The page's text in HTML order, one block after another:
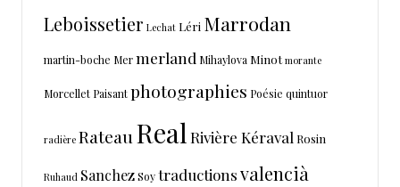
Leboissetier Lechat Léri Marrodan
martin-boche Mermerland Mihaylova Minot morante
Morcellet Paisantphotographies Poésie quintuor
radière RateauReal Rivière Kéraval Rosin
Ruhaud SanchezSoytraductionsvalencià